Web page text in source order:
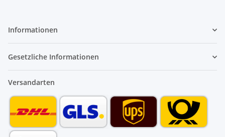
Informationen
Gesetzliche Informationen
Versandarten